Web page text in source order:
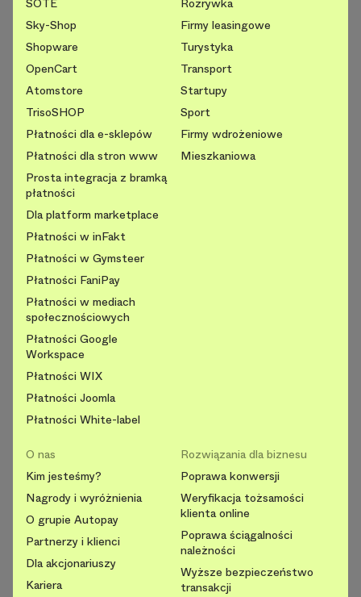
Sky-Shop
Shopware
OpenCart
Atomstore
TrisoSHOP
Płatności dla e-sklepów
Płatności dla stron www
Prosta integracja z bramką
płatności
Dla platform marketplace
Płatności w inFakt
Płatności w Gymsteer
Płatności FaniPay
Płatności w mediach
społecznościowych
Płatności Google
Workspace
Płatności WIX
Płatności Joomla
Płatności White-label
Firmy leasingowe
Turystyka
Transport
Startupy
Sport
Firmy wdrożeniowe
Mieszkaniowa
O nas
Kim jesteśmy?
Nagrody i wyróżnienia
O grupie Autopay
Partnerzy i klienci
Dla akcjonariuszy
Kariera
Rozwiązania dla biznesu
Poprawa konwersji
Weryfikacja tożsamości
klienta online
Poprawa ściągalności
należności
Wyższe bezpieczeństwo
transakcji